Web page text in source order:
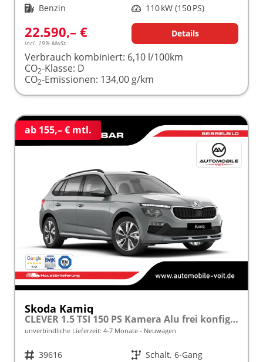
Kraftstoff Benzin Leistung 110 kW (150 PS)
22.590,– €
incl. 19% MwSt.
Details
Verbrauch kombiniert: 6,10 l/100km
CO2-Klasse: D
CO2-Emissionen: 134,00 g/km
ab 155,– € mtl.
Skoda Kamiq
CLEVER 1.5 TSI 150 PS Kamera Alu frei konfigurierbar!
unverbindliche Lieferzeit: 4-7 Monate Neuwagen
Fahrzeugnr. 39616 Getriebe Schalt. 6-Gang